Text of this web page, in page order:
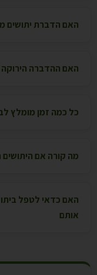
האם הדברת יתושים
האם ההדברה
כל כמה זמן מומלץ
מה קורה אם היתושים
האם כדאי לטפל
אותם